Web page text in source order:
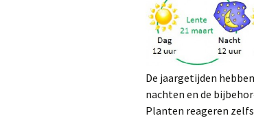
De jaargetijden
nachten en de
Planten reageren